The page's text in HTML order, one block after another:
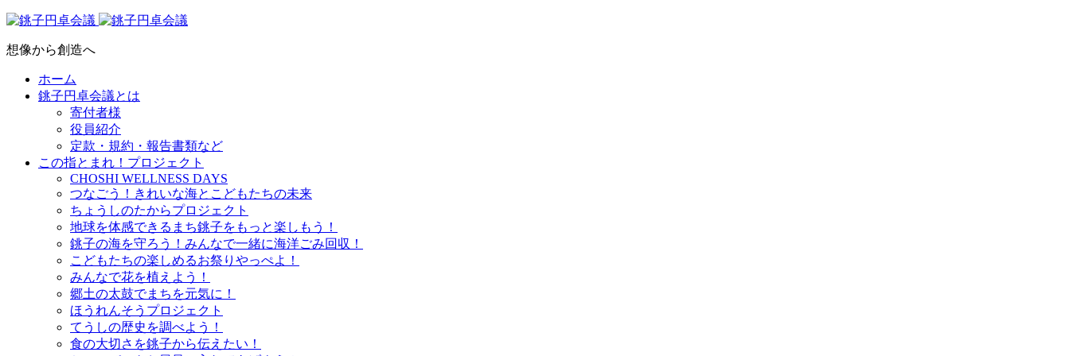
想像から創造へ
ホーム
銚子円卓会議とは
寄付者様
役員紹介
定款・規約・報告書類など
この指とまれ！プロジェクト
CHOSHI WELLNESS DAYS
つなごう！きれいな海とこどもたちの未来
ちょうしのたからプロジェクト
地球を体感できるまち銚子をもっと楽しもう！
銚子の海を守ろう！みんなで一緒に海洋ごみ回収！
こどもたちの楽しめるお祭りやっぺよ！
みんなで花を植えよう！
郷土の太鼓でまちを元気に！
ほうれんそうプロジェクト
てうしの歴史を調べよう！
食の大切さを銚子から伝えたい！